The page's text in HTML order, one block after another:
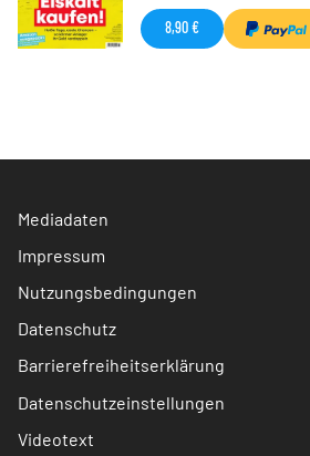
8,90 €
Mediadaten
Impressum
Nutzungsbedingungen
Datenschutz
Barrierefreiheitserklärung
Datenschutzeinstellungen
Videotext